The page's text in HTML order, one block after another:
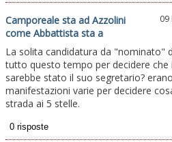
Camporeale sta ad Azzolini
come Abbattista sta a
09
La solita candidatura da "nominato"
tutto questo tempo per decidere che
sarebbe stato il suo segretario?
manifestazioni varie per decidere
strada ai 5 stelle.